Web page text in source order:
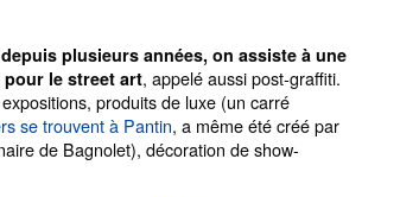
plusieurs années, on assiste à une
le street art, appelé aussi post-graffiti.
produits de luxe (un carré
se trouvent à Pantin, a même été créé par
de Bagnolet), décoration de show-